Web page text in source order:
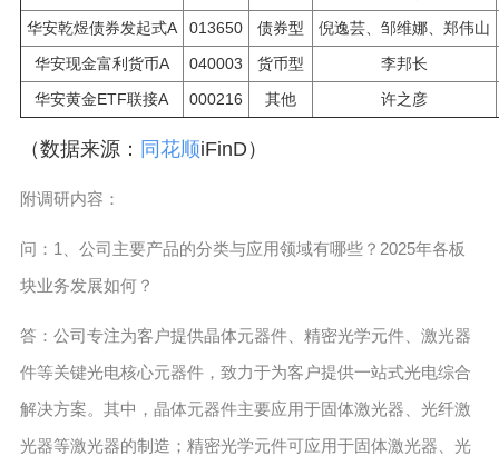
华安乾煜债券发起式A
013650 债券型
倪逸芸、邹维娜、郑伟山
华安现金富利货币A
040003 货币型
李邦长
华安黄金ETF联接A
000216 其他 许之彦
（数据来源： 同花顺iFinD）
附调研内容：
问：1、公司主要产品的分类与应用领域有哪些？2025年各板
块业务发展如何？
答：公司专注为客户提供晶体元器件、精密光学元件、激光器
件等关键光电核心元器件，致力于为客户提供一站式光电综合
解决方案。其中，晶体元器件主要应用于固体激光器、光纤激
光器等激光器的制造；精密光学元件可应用于固体激光器、光